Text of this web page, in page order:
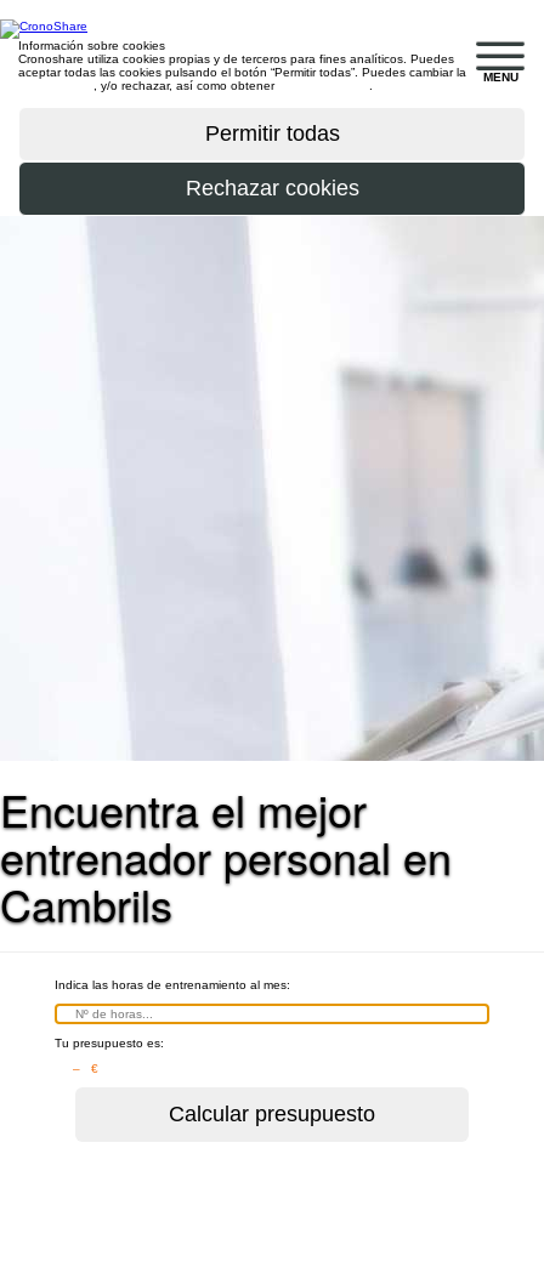
MENU
Información sobre cookies
Cronoshare utiliza cookies propias y de terceros para fines analíticos. Puedes
aceptar todas las cookies pulsando el botón “Permitir todas”. Puedes cambiar la
, y/o rechazar, así como obtener
Encuentra el mejor
entrenador personal en
Cambrils
Indica las horas de entrenamiento al mes:
Tu presupuesto es:
– €